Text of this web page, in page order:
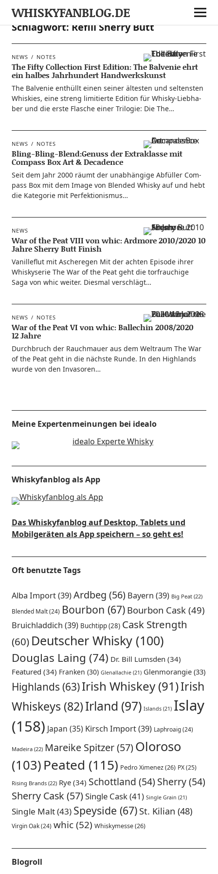
WHISKYFANBLOG.DE
Schlagwort:Refill Sherry Butt
NEWS NOTES
The Fifty Collection First Edition: The Balvenie ehrt
ein halbes Jahrhundert Handwerkskunst
The Bal­ve­nie ent­hüllt einen sei­ner ältes­ten und sel­tens­ten
Whis­kies, eine streng limi­tier­te Edi­ti­on für Whis­ky-Lie­b­ha­­
ber und die ers­te Fla­sche einer Tri­lo­gie: Die The…
NEWS NOTES
Bling-Bling-Blend:Genuss der Extraklasse mit
Compass Box Art & Decadence
Seit dem Jahr 2000 räumt der unab­hän­gi­ge Abfül­ler Com­
pass Box mit dem Image von Blen­ded Whis­ky auf und hebt
die Kate­go­rie mit Perfektionismus…
NEWS
War of the Peat VIII von whic: Ardmore 2010/2020 10
Jahre Sherry Butt Finish
Vanil­le­flut mit Asche­re­gen Mit der ach­ten Epi­so­de ihrer
Whis­ky­se­rie The War of the Peat geht die torf­rau­chi­ge
Saga von whic wei­ter. Dies­mal verschlägt…
NEWS NOTES
War of the Peat VI von whic: Ballechin 2008/2020
12 Jahre
Durch­bruch der Rauch­mau­er aus dem Welt­raum The War
of the Peat geht in die nächs­te Run­de. In den High­lands
wur­de von den Invasoren…
Meine Expertenmeinungen bei idealo
Whiskyfanblog als App
Das Whiskyfanblog auf Desktop, Tablets und
Mobilgeräten als App speichern – so geht es!
Oft benutzte Tags
Alba Import(39)Ardbeg (56) Bayern (39) Big Peat(22)
Blended Malt(24) Bourbon (67) Bourbon Cask(49)
Bruichladdich (39) Buchtipp(28) Cask Strength
(60) Deutscher Whisky(100)
Douglas Laing (74) Dr. Bill Lumsden (34)
Featured (34) Franken (30) Glenallachie(21) Glenmorangie(33)
Highlands (63)Irish Whiskey(91)Irish
Whiskeys (82)Irland (97) Islands(21) Islay
(158) Japan (35) Kirsch Import(39) Laphroaig(24)
Madeira(22) Mareike Spitzer(57)Oloroso
(103) Peated (115) Pedro Ximenez(26) PX(25)
Rising Brands(22) Rye(34) Schottland (54) Sherry(54)
Sherry Cask (57)Single Cask(41) Single Grain (21)
Single Malt(43) Speyside (67) St. Kilian (48)
Virgin Oak(24) whic(52) Whiskymesse(26)
Blogroll